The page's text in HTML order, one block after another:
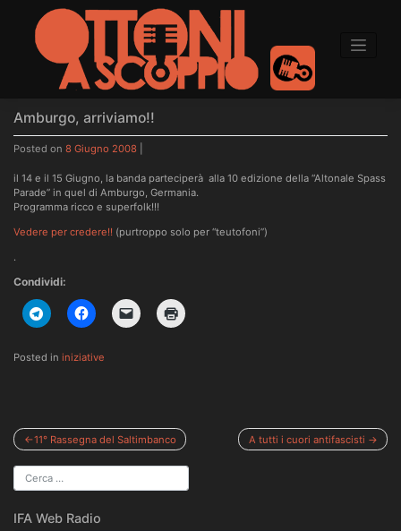
content
Amburgo, arriviamo!!
Posted on 8 Giugno 2008
il 14 e il 15 Giugno, la banda parteciperà alla 10 edizione della “Altonale Spass
Parade” in quel di Amburgo, Germania.
Programma ricco e superfolk!!!
Vedere per credere!! (purtroppo solo per “teutofoni”)
.
Condividi:
Posted in iniziative
Navigazione
articoli
11° Rassegna del Saltimbanco A tutti i cuori antifascisti
IFA Web Radio